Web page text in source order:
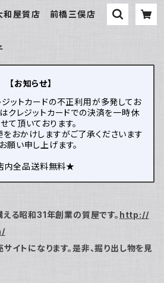
和屋質店 前橋三俣店
【お知らせ】
ットカードの不正利用が多発してお
クレジットカードでの決済を一時休
て頂いております。
おかけしますがご了承くださいます
願い申し上げます。
内全品送料無料★
る昭和31年創業の質屋です。 http://
イトになります。是非、掘り出し物を見